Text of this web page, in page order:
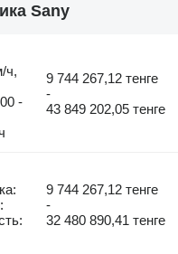
Sany
ч,
-
9 744 267,12 тенге
-
43 849 202,05 тенге
9 744 267,12 тенге
-
32 480 890,41 тенге